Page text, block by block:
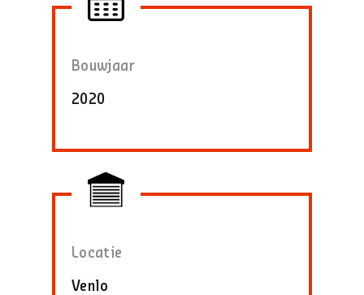
Bouwjaar
2020
Locatie
Venlo